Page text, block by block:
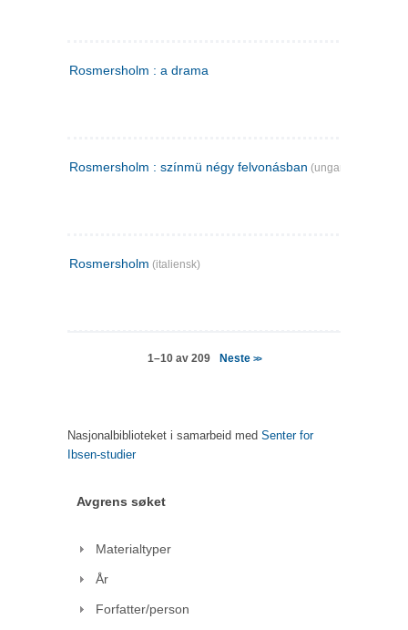
Rosmersholm : a drama
Rosmersholm : színmü négy felvonásban (ungarsk)
Rosmersholm (italiensk)
1–10 av 209 Neste >>
Nasjonalbiblioteket i samarbeid med Senter for
Ibsen-studier
Avgrens søket
Materialtyper
År
Forfatter/person